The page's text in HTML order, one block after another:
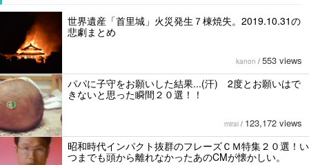
世界遺産「首里城」火災発生７棟焼失。2019.10.31の
悲劇まとめ
kanon / 553 views
パパに子守をお願いした結果...(汗) 2度とお願いはで
きないと思った瞬間２０選！！
mirai / 123,172 views
昭和時代インパクト抜群のフレーズＣＭ特集２０選！い
つまでも頭から離れなかったあのCMが懐かしい。